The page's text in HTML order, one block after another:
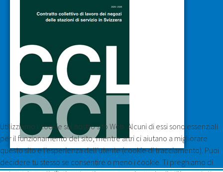
Utilizziamo i cookie sul nostro sito Web. Alcuni di essi sono essenziali
per il funzionamento del sito, mentre altri ci aiutano a migliorare
questo sito e l'esperienza dell'utente (cookie di tracciamento). Puoi
decidere tu stesso se consentire o meno i cookie. Ti preghiamo di